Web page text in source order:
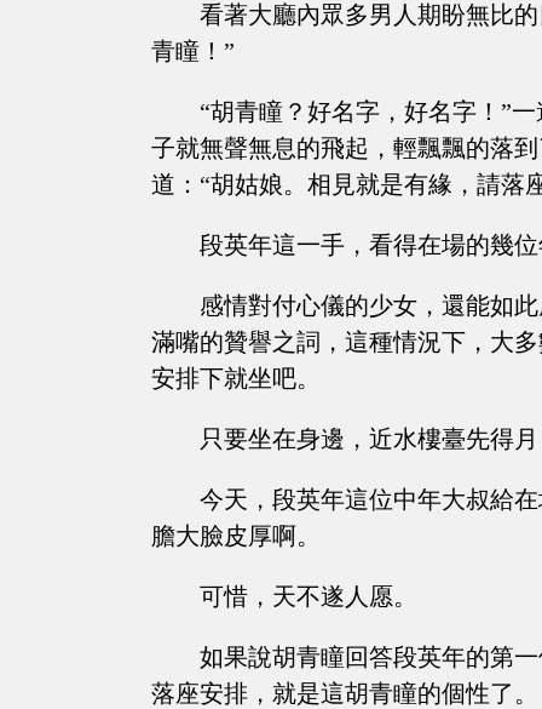
看著大廳內眾多男人期盼無比
青瞳！”
“胡青瞳？好名字，好名字！”
子就無聲無息的飛起，輕飄飄的落
道：“胡姑娘。相見就是有緣，請落
段英年這一手，看得在場的幾
感情對付心儀的少女，還能如
滿嘴的贊譽之詞，這種情況下，大
安排下就坐吧。
只要坐在身邊，近水樓臺先得
今天，段英年這位中年大叔給
膽大臉皮厚啊。
可惜，天不遂人愿。
如果說胡青瞳回答段英年的第
落座安排，就是這胡青瞳的個性了。